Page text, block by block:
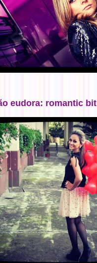
eudora: romantic bit